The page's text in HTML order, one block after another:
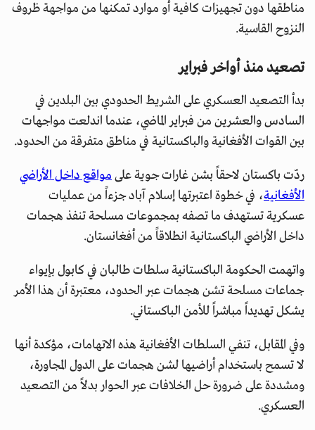
مناطقها دون تجهيزات كافية أو موارد تمكنها من مواجهة ظروف
النزوح القاسية.
تصعيد منذ أواخر فبراير
بدأ التصعيد العسكري على الشريط الحدودي بين البلدين في
السادس والعشرين من فبراير الماضي، عندما اندلعت مواجهات
بين القوات الأفغانية والباكستانية في مناطق متفرقة من الحدود.
ردّت باكستان لاحقاً بشن غارات جوية علىمواقع داخل الأراضي
الأفغانية، في خطوة اعتبرتها إسلام آباد جزءاً من عمليات
عسكرية تستهدف ما تصفه بمجموعات مسلحة تنفذ هجمات
داخل الأراضي الباكستانية انطلاقاً من أفغانستان.
واتهمت الحكومة الباكستانية سلطات طالبان في كابول بإيواء
جماعات مسلحة تشن هجمات عبر الحدود، معتبرة أن هذا الأمر
يشكل تهديداً مباشراً للأمن الباكستاني.
وفي المقابل، تنفي السلطات الأفغانية هذه الاتهامات، مؤكدة أنها
لا تسمح باستخدام أراضيها لشن هجمات على الدول المجاورة،
ومشددة على ضرورة حل الخلافات عبر الحوار بدلاً من التصعيد
العسكري.